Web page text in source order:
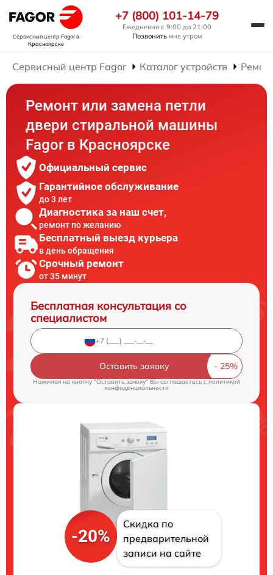
Сервисный центр Fagorв
Красноярске
+7 (800) 101-14-79
Ежедневно с 9:00 до 21:00
Позвонить мне утром
Сервисный центр Fagor Каталог устройств
Ремонт или замена петли
двери стиральной машины
Fagor в Красноярске
Официальный сервис
Гарантийное обслуживание
до 3 лет
Диагностика за наш счет,
ремонт по желанию
Бесплатный выезд курьера
в день обращения
Срочный ремонт
от 35 минут
Бесплатная консультация со
специалистом
Оставить заявку
Нажимая на кнопку "Оставить заявку" Вы соглашаетесь cполитикой
конфиденциальности
-20%
Скидка по
предварительной
записи на сайте